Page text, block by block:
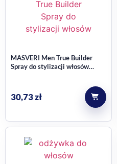
MASVERI Men True Builder
Spray do stylizacji włosów
30,73zł